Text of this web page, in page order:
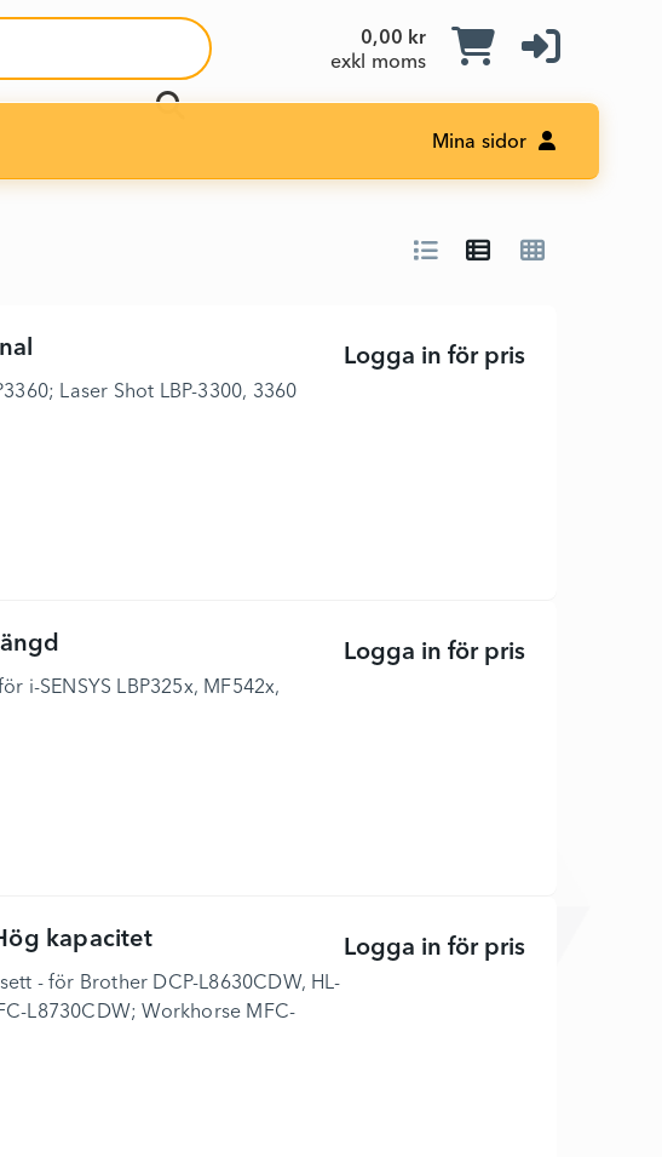
0,00 kr
exkl moms
Mina sidor
Laser Shot LBP-3300, 3360
Logga in för pris
i-SENSYS LBP325x, MF542x,
Logga in för pris
kapacitet
- för Brother DCP-L8630CDW, HL-
L8730CDW; Workhorse MFC-
Logga in för pris